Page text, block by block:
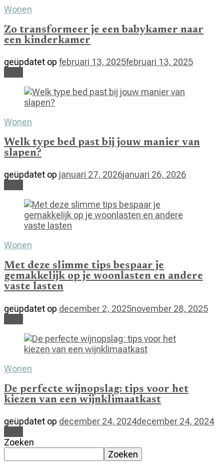
Wonen
Zo transformeer je een babykamer naar
een kinderkamer
geüpdatet op februari 13, 2025februari 13, 2025
Wonen
Welk type bed past bij jouw manier van
slapen?
geüpdatet op januari 27, 2026januari 26, 2026
Wonen
Met deze slimme tips bespaar je
gemakkelijk op je woonlasten en andere
vaste lasten
geüpdatet op december 2, 2025november 28, 2025
Wonen
De perfecte wijnopslag: tips voor het
kiezen van een wijnklimaatkast
geüpdatet op december 24, 2024december 24, 2024
Zoeken
Zoeken